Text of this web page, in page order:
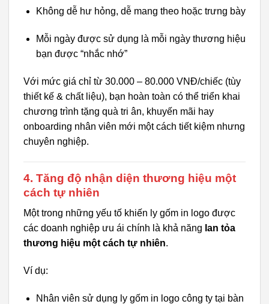
Không dễ hư hỏng, dễ mang theo hoặc trưng bày
Mỗi ngày được sử dụng là mỗi ngày thương hiệu
bạn được “nhắc nhớ”
Với mức giá chỉ từ 30.000 – 80.000 VNĐ/chiếc (tùy
thiết kế & chất liệu), bạn hoàn toàn có thể triển khai
chương trình tặng quà tri ân, khuyến mãi hay
onboarding nhân viên mới một cách tiết kiệm nhưng
chuyên nghiệp.
4. Tăng độ nhận diện thương hiệu một
cách tự nhiên
Một trong những yếu tố khiến ly gốm in logo được
các doanh nghiệp ưu ái chính là khả năng lan tỏa
thương hiệu một cách tự nhiên.
Ví dụ:
Nhân viên sử dụng ly gốm in logo công ty tại bàn